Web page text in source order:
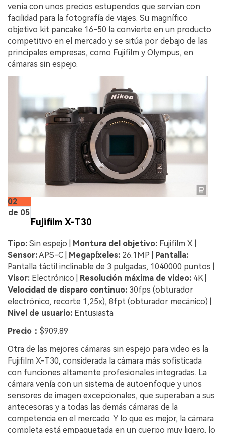
venía con unos precios estupendos que servían con
facilidad para la fotografía de viajes. Su magnífico
objetivo kit pancake 16-50 la convierte en un producto
competitivo en el mercado y se sitúa por debajo de las
principales empresas, como Fujifilm y Olympus, en
cámaras sin espejo.
02
de 05
Fujifilm X-T30
Tipo: Sin espejo | Montura del objetivo: Fujifilm X |
Sensor:APS-C | Megapíxeles: 26.1MP |
Pantalla:
Pantalla táctil inclinable de 3 pulgadas, 1040000 puntos |
Visor: Electrónico | Resolución máxima de video: 4K |
Velocidad de disparo continuo: 30fps (obturador
electrónico, recorte 1,25x), 8fpt (obturador mecánico) |
Nivel de usuario: Entusiasta
Precio： $909.89
Otra de las mejores cámaras sin espejo para video es la
Fujifilm X-T30, considerada la cámara más sofisticada
con funciones altamente profesionales integradas. La
cámara venía con un sistema de autoenfoque y unos
sensores de imagen excepcionales, que superaban a sus
antecesoras y a todas las demás cámaras de la
competencia en el mercado. Y lo que es mejor, la cámara
completa está empaquetada en un cuerpo muy ligero, lo